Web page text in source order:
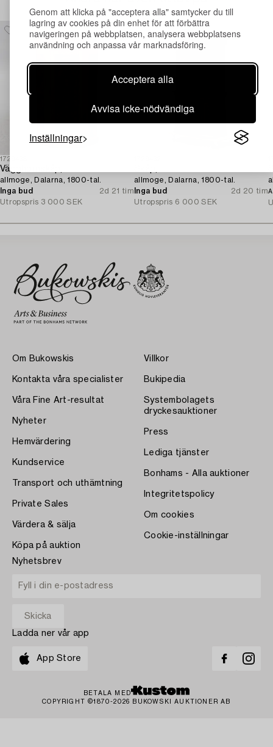
Genom att klicka på "acceptera alla" samtycker du till
lagring av cookies på din enhet för att förbättra
navigeringen på webbplatsen, analysera webbplatsens
användning och anpassa vår marknadsföring.
Acceptera alla
Avvisa icke-nödvändiga
Inställningar
1729438
Vägghörnskåp,
allmoge, Dalarna, 1800-tal.
Inga bud
2d 21 tim
Utropspris 3 000 SEK
allmoge, Dalarna, 1800-tal.
Inga bud
2d 20 tim
Utropspris 6 000 SEK
Om Bukowskis
Kontakta våra specialister
Våra Fine Art-resultat
Nyheter
Hemvärdering
Kundservice
Transport och uthämtning
Private Sales
Värdera & sälja
Köpa på auktion
Villkor
Bukipedia
Systembolagets
dryckesauktioner
Press
Lediga tjänster
Bonhams - Alla auktioner
Integritetspolicy
Om cookies
Cookie-inställningar
Nyhetsbrev
Ladda ner vår app
App Store
BETALA MED
COPYRIGHT ©1870-2026 BUKOWSKI AUKTIONER AB